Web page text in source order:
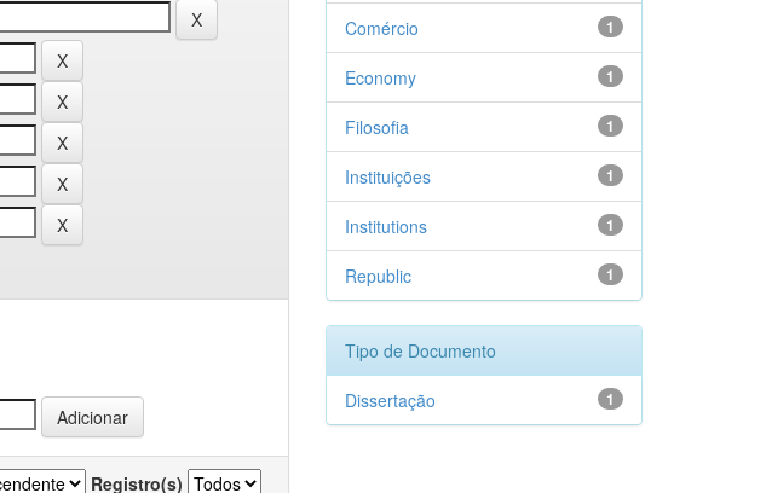
Registro(s)
1
Comércio
1
Economy
1
Filosofia
1
Instituições
1
Institutions
1
Republic
Tipo de Documento
1
Dissertação